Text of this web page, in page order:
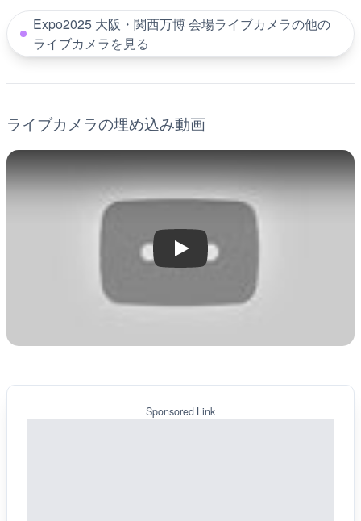
Expo2025 大阪・関西万博 会場ライブカメラの他の
ライブカメラを見る
ライブカメラの埋め込み動画
Play
Sponsored Link